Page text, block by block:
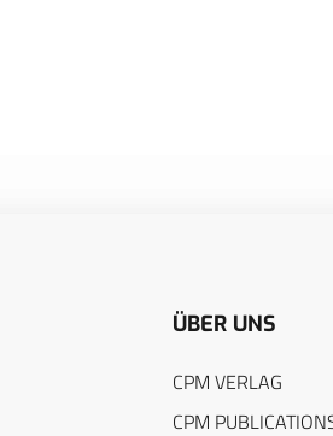
ÜBER UNS
CPM VERLAG
CPM